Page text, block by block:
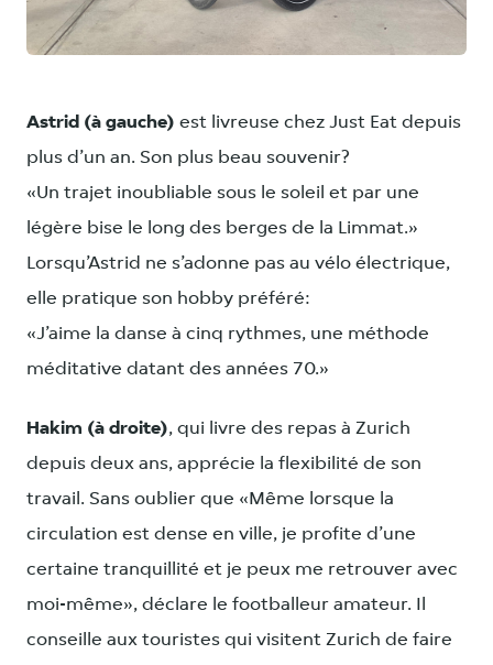
JPG
Astrid (à gauche) est livreuse chez Just Eat depuis
plus d’un an. Son plus beau souvenir?
«Un trajet inoubliable sous le soleil et par une
légère bise le long des berges de la Limmat.»
Lorsqu’Astrid ne s’adonne pas au vélo électrique,
elle pratique son hobby préféré:
«J’aime la danse à cinq rythmes, une méthode
méditative datant des années 70.»
Hakim (à droite), qui livre des repas à Zurich
depuis deux ans, apprécie la flexibilité de son
travail. Sans oublier que «Même lorsque la
circulation est dense en ville, je profite d’une
certaine tranquillité et je peux me retrouver avec
moi-même», déclare le footballeur amateur. Il
conseille aux touristes qui visitent Zurich de faire